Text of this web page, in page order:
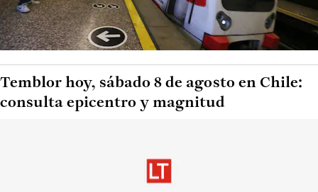
Temblor hoy, sábado 8 de agosto en Chile:
consulta epicentro y magnitud